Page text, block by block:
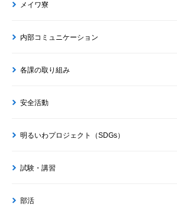
メイワ寮
内部コミュニケーション
各課の取り組み
安全活動
明るいわプロジェクト（SDGs）
試験・講習
部活